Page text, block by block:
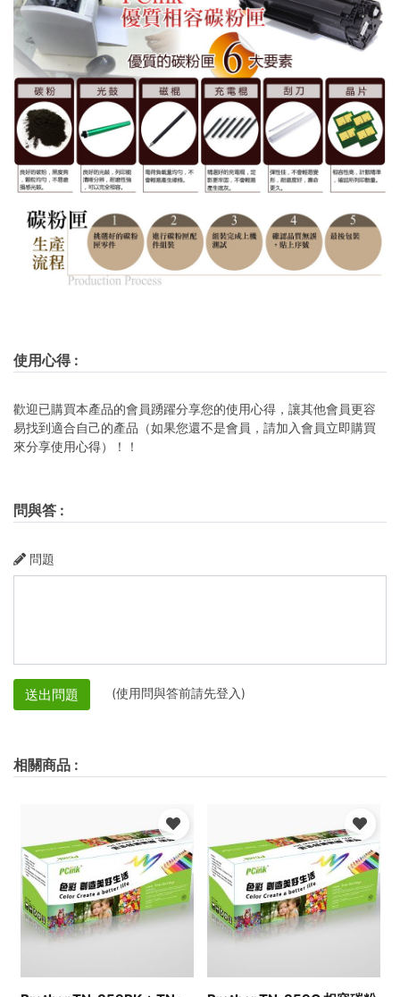
使用心得:
歡迎已購買本產品的會員踴躍分享您的使用心得，讓其他會員更容
易找到適合自己的產品（如果您還不是會員，請加入會員立即購買
來分享使用心得）！！
問與答 :
問題
送出問題 (使用問與答前請先登入)
相關商品 :